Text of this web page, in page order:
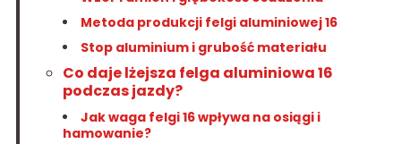
Metoda produkcji felgi aluminiowej 16
Stop aluminium i grubość materiału
Co daje lżejsza felga aluminiowa 16
podczas jazdy?
Jak waga felgi 16 wpływa na osiągi i
hamowanie?